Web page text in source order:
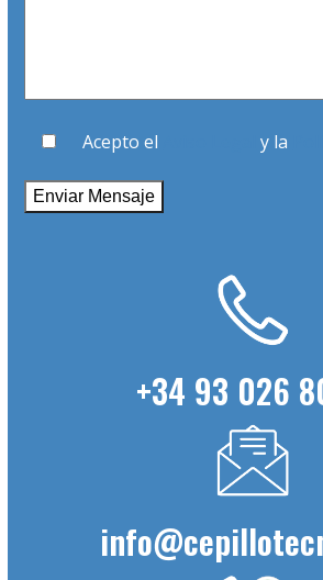
Acepto el y la
+34 93 026